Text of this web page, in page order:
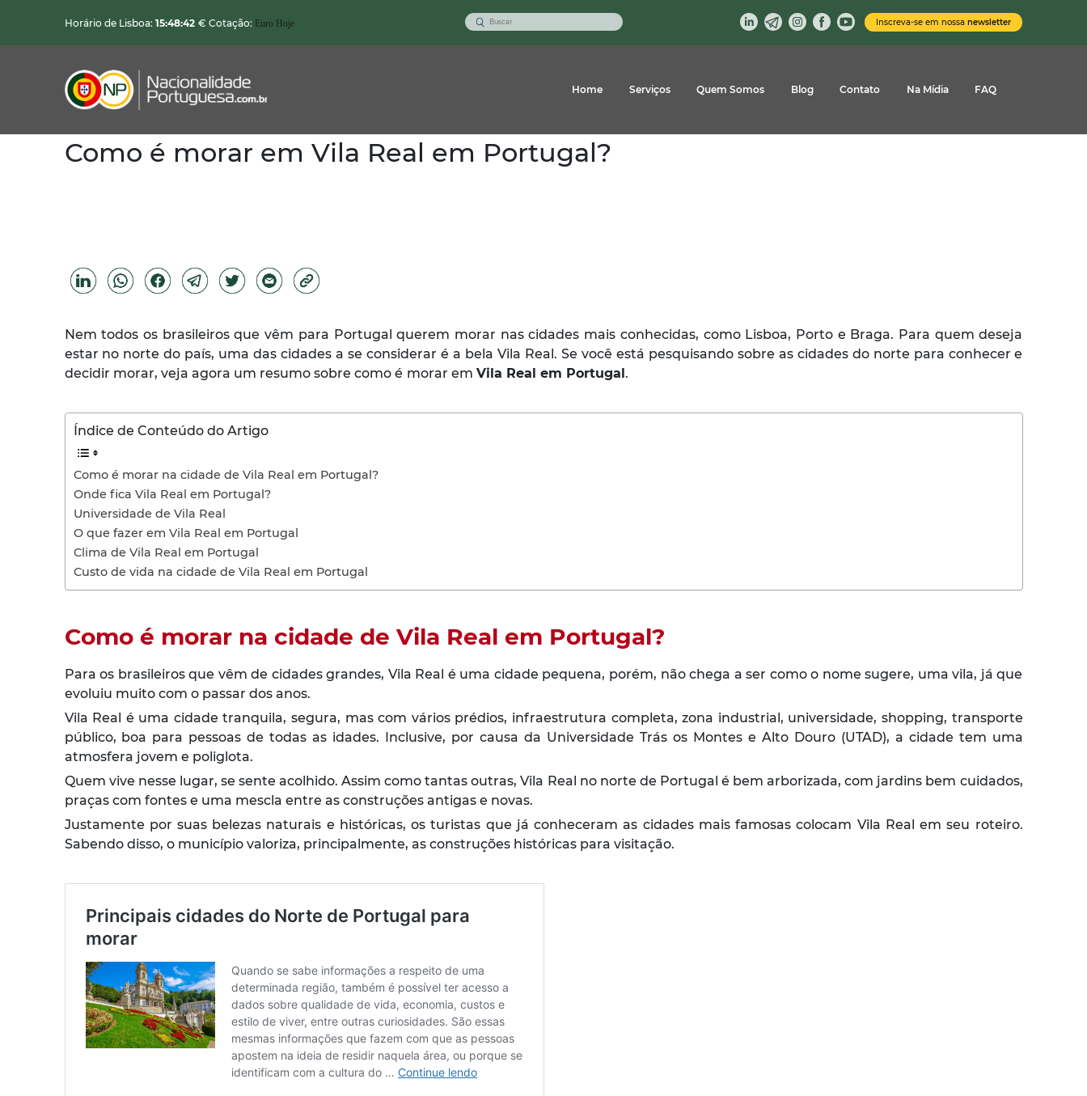
Horário de Lisboa: 15:48:44 € Cotação: Euro Hoje Inscreva-se em nossa newsletter
Home Serviços Quem Somos Blog Contato Na Mídia FAQ
Nacionalidade Portuguesa
Demais Serviços
Vistos Temporários
Como é morar em Vila Real em Portugal?
Nem todos os brasileiros que vêm para Portugal querem morar nas cidades mais conhecidas, como Lisboa, Porto e Braga. Para quem deseja
estar no norte do país, uma das cidades a se considerar é a bela Vila Real. Se você está pesquisando sobre as cidades do norte para conhecer e
decidir morar, veja agora um resumo sobre como é morar em Vila Real em Portugal.
Índice de Conteúdo do Artigo
Como é morar na cidade de Vila Real em Portugal?
Onde fica Vila Real em Portugal?
Universidade de Vila Real
O que fazer em Vila Real em Portugal
Clima de Vila Real em Portugal
Custo de vida na cidade de Vila Real em Portugal
Como é morar na cidade de Vila Real em Portugal?
Para os brasileiros que vêm de cidades grandes, Vila Real é uma cidade pequena, porém, não chega a ser como o nome sugere, uma vila, já que
evoluiu muito com o passar dos anos.
Vila Real é uma cidade tranquila, segura, mas com vários prédios, infraestrutura completa, zona industrial, universidade, shopping, transporte
público, boa para pessoas de todas as idades. Inclusive, por causa da Universidade Trás os Montes e Alto Douro (UTAD), a cidade tem uma
atmosfera jovem e poliglota.
Quem vive nesse lugar, se sente acolhido. Assim como tantas outras, Vila Real no norte de Portugal é bem arborizada, com jardins bem cuidados,
praças com fontes e uma mescla entre as construções antigas e novas.
Justamente por suas belezas naturais e históricas, os turistas que já conheceram as cidades mais famosas colocam Vila Real em seu roteiro.
Sabendo disso, o município valoriza, principalmente, as construções históricas para visitação.